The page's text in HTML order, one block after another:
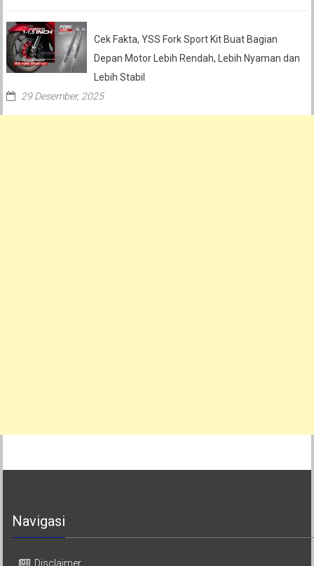
Cek Fakta, YSS Fork Sport Kit Buat Bagian
Depan Motor Lebih Rendah, Lebih Nyaman dan
Lebih Stabil
29 Desember, 2025
Navigasi
Disclaimer